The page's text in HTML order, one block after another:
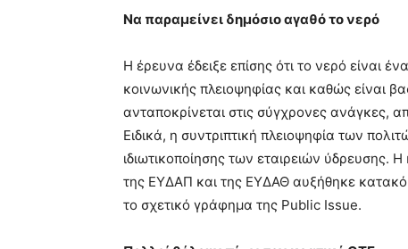
Να παραμείνει δημόσιο αγαθό το νερό
Η έρευνα έδειξε επίσης ότι το νερό είναι
κοινωνικής πλειοψηφίας και καθώς είναι
ανταποκρίνεται στις σύγχρονες ανάγκες,
Ειδικά, η συντριπτική πλειοψηφία των
ιδιωτικοποίησης των εταιρειών ύδρευσης.
της ΕΥΔΑΠ και της ΕΥΔΑΘ αυξήθηκε
το σχετικό γράφημα της Public Issue.